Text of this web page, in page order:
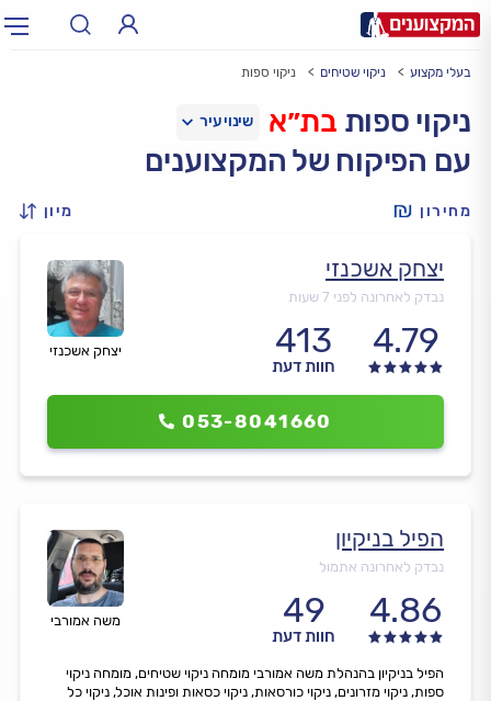
עירעיר: תל אביב, חיפה…
בעלי מקצוע ניקוי שטיחים ניקוי ספות
ניקוי ספות בת״א
עם הפיקוח של המקצוענים
מחירון מיון
יצחק אשכנזי
יצחק אשכנזי
נבדק לאחרונה לפני 7 שעות
4.79
413
חוות דעת
053-8041660
משה אמורבי
הפיל בניקיון
נבדק לאחרונה אתמול
4.86
49
חוות דעת
הפיל בניקיון בהנהלת משה אמורבי מומחה ניקוי שטיחים, מומחה ניקוי
ספות, ניקוי מזרונים, ניקוי כורסאות, ניקוי כסאות ופינות אוכל, ניקוי כל